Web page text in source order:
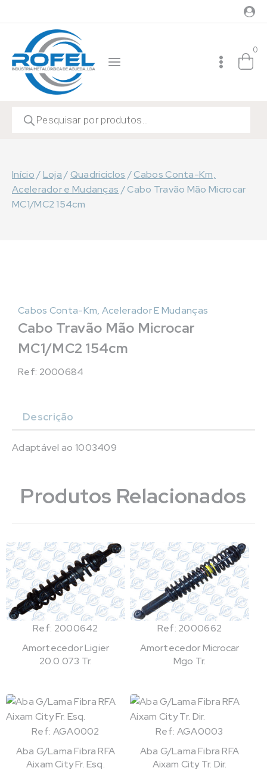
to
content
0
search
Início/Loja /Quadriciclos /Cabos Conta-Km,
Acelerador e Mudanças /Cabo Travão Mão Microcar
MC1/MC2 154cm
Cabos Conta-Km, Acelerador E Mudanças
Cabo Travão Mão Microcar
MC1/MC2 154cm
Ref: 2000684
Descrição
Adaptável ao 1003409
Produtos Relacionados
Ref: 2000642
Amortecedor Ligier
20.0.073 Tr.
Ref: 2000662
Amortecedor Microcar
Mgo Tr.
Ref: AGA0002
Aba G/Lama Fibra RFA
Aixam City Fr. Esq.
Ref: AGA0003
Aba G/Lama Fibra RFA
Aixam City Tr. Dir.